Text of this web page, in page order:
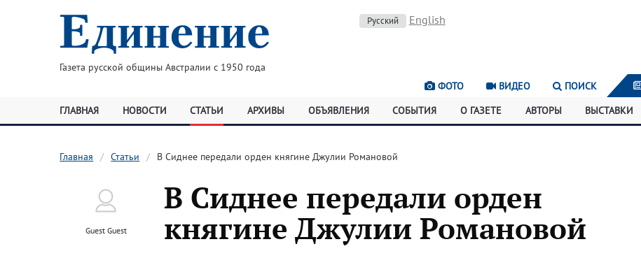
Газета русской общины Австралии с 1950 года
Русский English
ФОТО ВИДЕО ПОИСК
ГЛАВНАЯ НОВОСТИ СТАТЬИ АРХИВЫ ОБЪЯВЛЕНИЯ СОБЫТИЯ О ГАЗЕТЕ АВТОРЫ ВЫСТАВКИ
Главная Статьи В Сиднее передали орден княгине Джулии Романовой
Guest Guest
В Сиднее передали орден
княгине Джулии Романовой